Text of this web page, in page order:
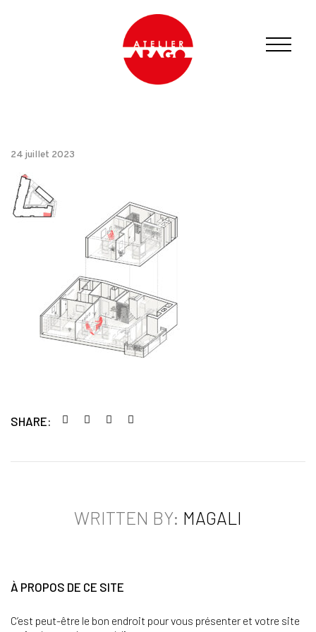
24 juillet 2023
SHARE:
WRITTEN BY: MAGALI
À PROPOS DE CE SITE
C’est peut-être le bon endroit pour vous présenter et votre site